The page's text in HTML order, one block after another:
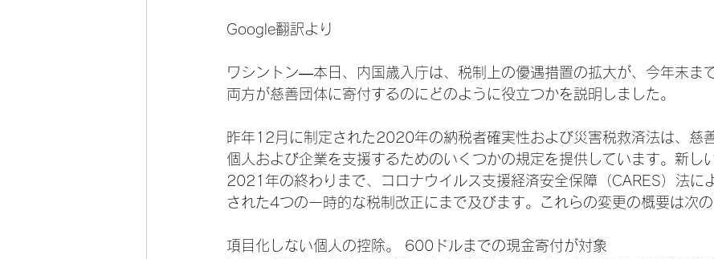
Google翻訳より
ワシントン—本日、内国歳入庁は、税制上の優遇措置の拡大が、今年末ま
両方が慈善団体に寄付するのにどのように役立つかを説明しました。
昨年12月に制定された2020年の納税者確実性および災害税救済法は、慈
個人および企業を支援するためのいくつかの規定を提供しています。新し
2021年の終わりまで、コロナウイルス支援経済安全保障（CARES）法に
された4つの一時的な税制改正にまで及びます。これらの変更の概要は次の
項目化しない個人の控除。 600ドルまでの現金寄付が対象